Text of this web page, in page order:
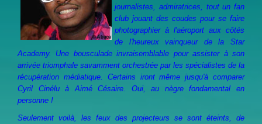
journalistes, admiratrices, tout un fan
club jouant des coudes pour se faire
photographier à l'aéroport aux côtés
de l'heureux vainqueur de la Star
Academy. Une bousculade invraisemblable pour assister à son
arrivée triomphale savamment orchestrée par les spécialistes de la
récupération médiatique. Certains iront même jusqu'à comparer
Cyril Cinélu à Aimé Césaire. Oui, au nègre fondamental en
personne !
Seulement voilà, les feux des projecteurs se sont éteints, de